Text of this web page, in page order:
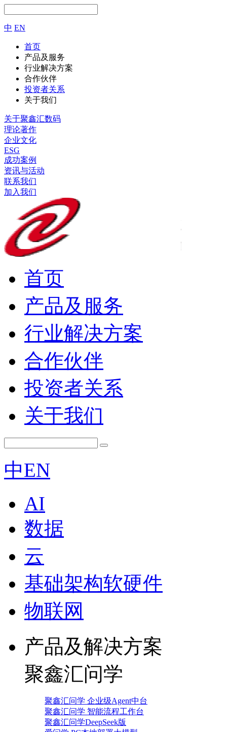
中 EN
首页
产品及服务
行业解决方案
合作伙伴
投资者关系
关于我们
关于聚鑫汇数码
理论著作
企业文化
ESG
成功案例
资讯与活动
联系我们
加入我们
首页
产品及服务
行业解决方案
合作伙伴
投资者关系
关于我们
中EN
AI
数据
云
基础架构软硬件
物联网
产品及解决方案
聚鑫汇问学
聚鑫汇问学 企业级Agent中台
聚鑫汇问学 智能流程工作台
聚鑫汇问学DeepSeek版